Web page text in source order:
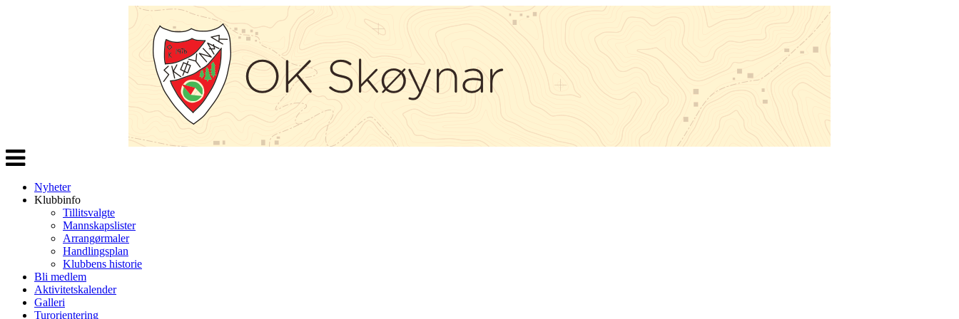
Veksle
navigasjon
Nyheter
Klubbinfo
Tillitsvalgte
Mannskapslister
Arrangørmaler
Handlingsplan
Klubbens historie
Bli medlem
Aktivitetskalender
Galleri
Turorientering